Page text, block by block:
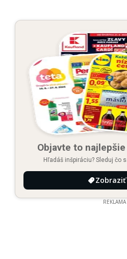
Objavte to
Hľadáš inšpiráciu? Sleduj čo
Zobraziť
REKLAMA